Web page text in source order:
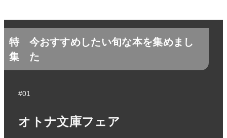
特
集
今おすすめしたい旬な本を集めまし
た
#01
オトナ文庫フェア